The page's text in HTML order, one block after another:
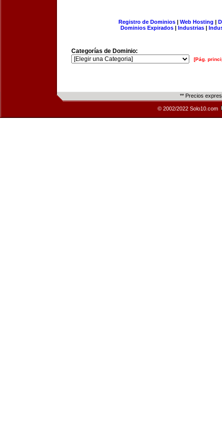
Registro de Dominios| Web Hosting |
Dominios Expirados | Industrias |
Categorías de Dominio:
[Pág.
** Precios
© 2002/2022 Solo10.com